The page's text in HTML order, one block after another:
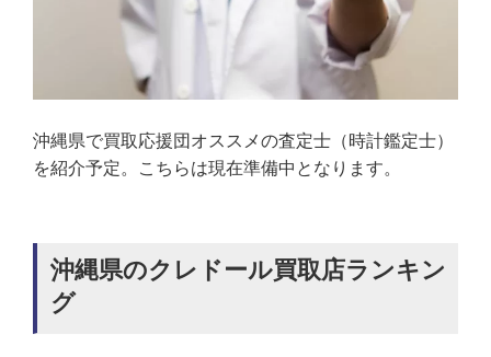
沖縄県で買取応援団オススメの査定士（時計鑑定士）
を紹介予定。こちらは現在準備中となります。
沖縄県のクレドール買取店ランキン
グ